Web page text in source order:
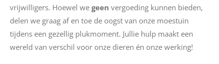
vrijwilligers. Hoewel we geen vergoeding kunnen bieden,
delen we graag af en toe de oogst van onze moestuin
tijdens een gezellig plukmoment. Jullie hulp maakt een
wereld van verschil voor onze dieren én onze werking!